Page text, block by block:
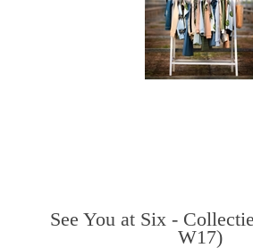
See You at Six -
W17)